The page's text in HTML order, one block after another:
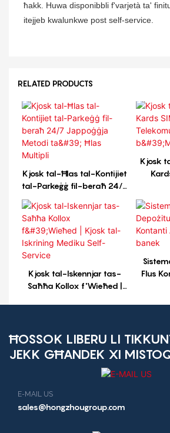
ħakk. Huwa disponibbli f'varjetà ta'
itejjeb kwalunkwe post self-service.
RELATED PRODUCTS
Kjosk tal-Ħlas tal-Kontijiet
tal-Parkeġġ fil-beraħ 24/7
Jappoġġja Metodi ta' Ħlas
Multipli
Kjosk
Kjosk tal-Iskennjar tas-
Saħħa Kollox f'Wieħed |
Flus
ĦOSSOK LIBERU LI
JEKK GĦANDEK XI
E-MAIL US
sales@hongzhougroup.com